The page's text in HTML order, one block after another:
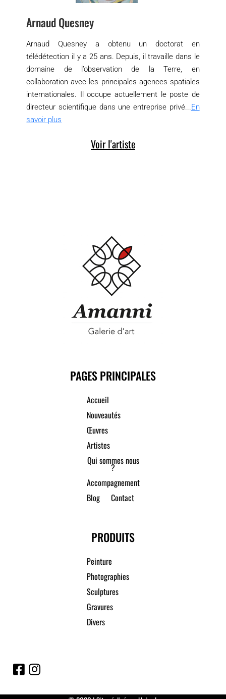
Arnaud Quesney
Arnaud Quesney a obtenu un doctorat en
télédétection il y a 25 ans. Depuis, il travaille dans le
domaine de l’observation de la Terre, en
collaboration avec les principales agences spatiales
internationales. Il occupe actuellement le poste de
directeur scientifique dans une entreprise privé...En
savoir plus
Voir l'artiste
PAGES PRINCIPALES
Accueil
Nouveautés
Œuvres
Artistes
Qui sommes nous
?
Accompagnement
Blog
Contact
PRODUITS
Peinture
Photographies
Sculptures
Gravures
Divers